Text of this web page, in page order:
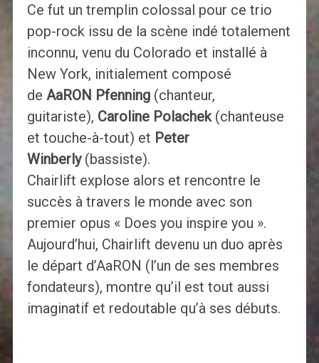
Ce fut un tremplin colossal pour ce trio
pop-rock issu de la scène indé totalement
inconnu, venu du Colorado et installé à
New York, initialement composé
de AaRON Pfenning(chanteur,
guitariste), Caroline Polachek(chanteuse
et touche-à-tout) et Peter
Winberly(bassiste).
Chairlift explose alors et rencontre le
succès à travers le monde avec son
premier opus « Does you inspire you ».
Aujourd’hui, Chairlift devenu un duo après
le départ d’AaRON (l’un de ses membres
fondateurs), montre qu’il est tout aussi
imaginatif et redoutable qu’à ses débuts.